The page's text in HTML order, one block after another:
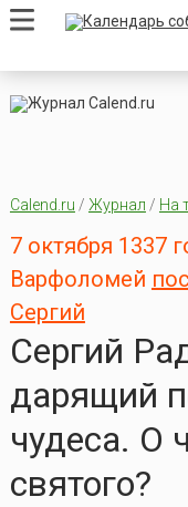
Calend.ru / Журнал / На
7 октября 1337
Варфоломей
Сергий
Сергий
дарящий
чудеса. О
святого?